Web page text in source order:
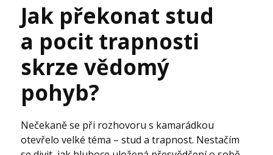
Jak překonat stud
a pocit trapnosti
skrze vědomý
pohyb?
Nečekaně se při rozhovoru s kamarádkou
otevřelo velké téma – stud a trapnost. Nestačím